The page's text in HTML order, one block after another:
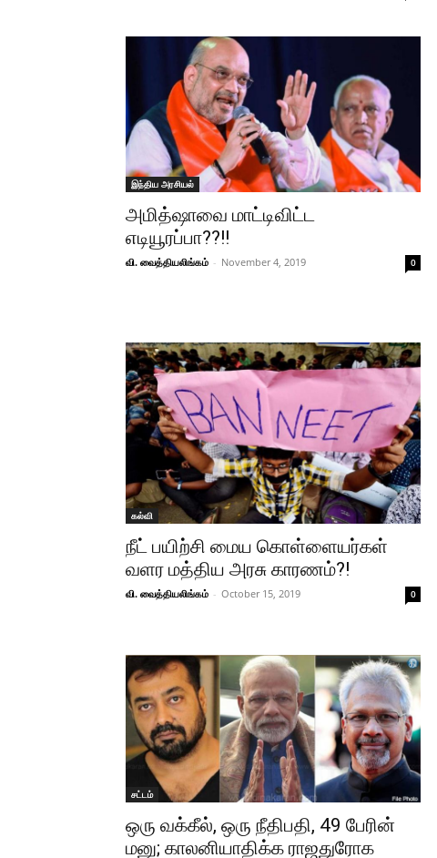
இந்திய அரசியல்
அமித்ஷாவை மாட்டிவிட்ட
எடியூரப்பா??!!
வி. வைத்தியலிங்கம் - November 4, 2019 0
கல்வி
நீட் பயிற்சி மைய கொள்ளையர்கள்
வளர மத்திய அரசு காரணம்?!
வி. வைத்தியலிங்கம் - October 15, 2019 0
சட்டம்
ஒரு வக்கீல், ஒரு நீதிபதி, 49 பேரின்
மனு; காலனியாதிக்க ராஜதுரோக